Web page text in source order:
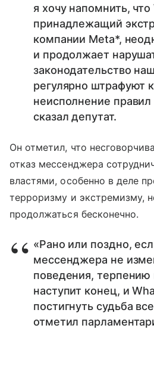
я хочу напомнить,
принадлежащий
компании Meta*,
и продолжает
законодательство
регулярно штрафуют
неисполнение
сказал депутат.
Он отметил, что
отказ мессенджера
властями, особенно в деле
терроризму и экстремизму,
продолжаться бесконечно.
«Рано или поздно,
мессенджера не
поведения, терпению
наступит конец, и
постигнуть судьба
отметил